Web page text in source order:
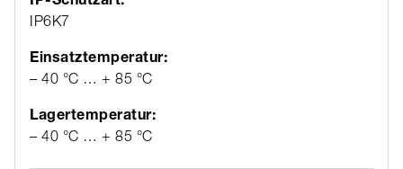
IP6K7
Einsatztemperatur:
– 40 °C … + 85 °C
Lagertemperatur:
– 40 °C … + 85 °C